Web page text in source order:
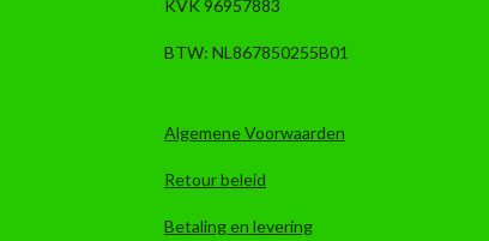
KVK 96957883
BTW: NL867850255B01
Algemene Voorwaarden
Retour beleid
Betaling en levering